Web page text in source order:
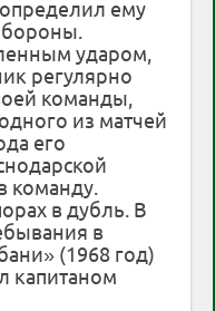
ему
ударом,
регулярно
команды,
из матчей
его
команду.
в дубль. В
в
(1968 год)
капитаном